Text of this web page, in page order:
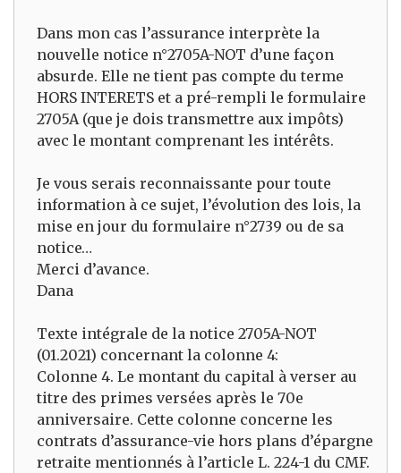
Dans mon cas l’assurance interprète la
nouvelle notice n°2705A-NOT d’une façon
absurde. Elle ne tient pas compte du terme
HORS INTERETS et a pré-rempli le formulaire
2705A (que je dois transmettre aux impôts)
avec le montant comprenant les intérêts.
Je vous serais reconnaissante pour toute
information à ce sujet, l’évolution des lois, la
mise en jour du formulaire n°2739 ou de sa
notice…
Merci d’avance.
Dana
Texte intégrale de la notice 2705A-NOT
(01.2021) concernant la colonne 4:
Colonne 4. Le montant du capital à verser au
titre des primes versées après le 70e
anniversaire. Cette colonne concerne les
contrats d’assurance-vie hors plans d’épargne
retraite mentionnés à l’article L. 224-1 du CMF.